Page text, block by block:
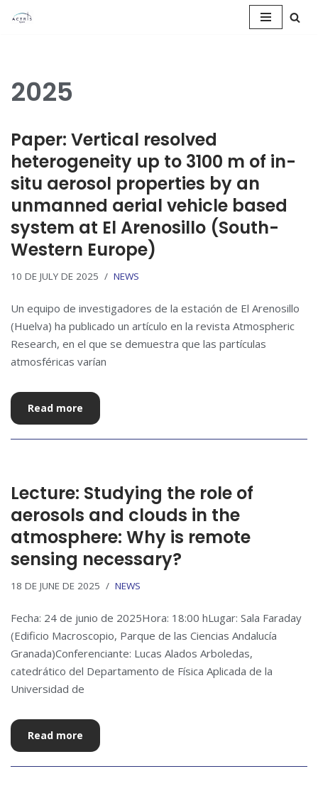
2025
Paper: Vertical resolved
heterogeneity up to 3100 m of in-
situ aerosol properties by an
unmanned aerial vehicle based
system at El Arenosillo (South-
Western Europe)
10 DE JULY DE 2025 NEWS
Un equipo de investigadores de la estación de El Arenosillo
(Huelva) ha publicado un artículo en la revista Atmospheric
Research, en el que se demuestra que las partículas
atmosféricas varían
Read more
Lecture: Studying the role of
aerosols and clouds in the
atmosphere: Why is remote
sensing necessary?
18 DE JUNE DE 2025 NEWS
Fecha: 24 de junio de 2025Hora: 18:00 hLugar: Sala Faraday
(Edificio Macroscopio, Parque de las Ciencias Andalucía
Granada)Conferenciante: Lucas Alados Arboledas,
catedrático del Departamento de Física Aplicada de la
Universidad de
Read more